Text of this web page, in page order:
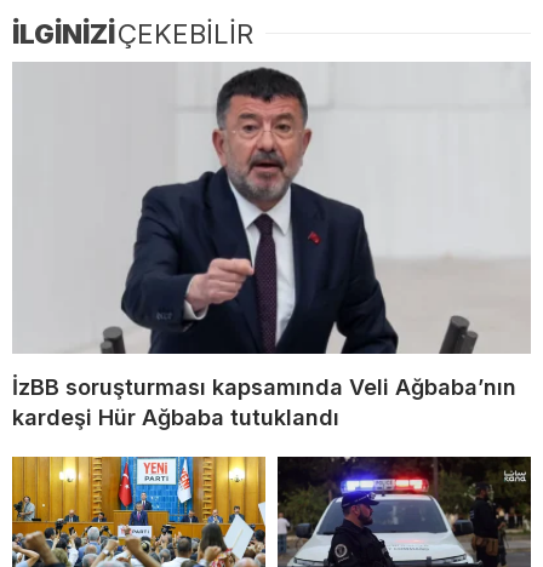
İLGİNİZİÇEKEBİLİR
İzBB soruşturması kapsamında Veli Ağbaba’nın
kardeşi Hür Ağbaba tutuklandı